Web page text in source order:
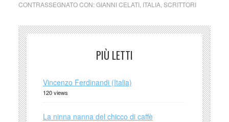
CONTRASSEGNATO CON:GIANNI CELATI, ITALIA, SCRITTORI
PIÙ LETTI
Vincenzo Ferdinandi (Italia)
120 views
La ninna nanna del chicco di caffè